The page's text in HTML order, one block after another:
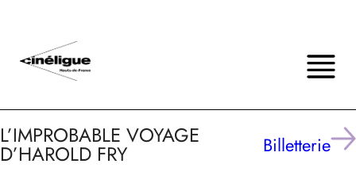
L’IMPROBABLE VOYAGE
D’HAROLD FRY Billetterie